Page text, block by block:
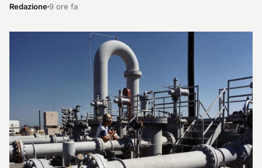
Redazione9 ore fa